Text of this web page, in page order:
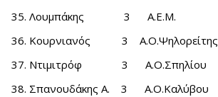
Λουμπάκης 3 Α.Ε.Μ.
Κουρνιανός 3 Α.Ο.Ψηλορείτης
Ντιμιτρόφ 3 Α.Ο.Σπηλίου
Σπανουδάκης Α. 3 Α.Ο.Καλύβου